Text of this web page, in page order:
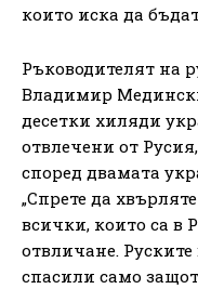
които иска да
Ръководителят на
Владимир
десетки хиляди
отвлечени от
според двамата
„Спрете да
всички, които са в
отвличане.
спасили само